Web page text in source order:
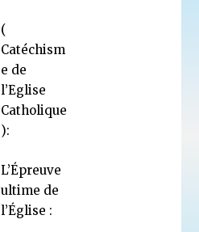
(
Catéchism
e de
l’Eglise
Catholique
):
L’Épreuve
ultime de
l’Église :